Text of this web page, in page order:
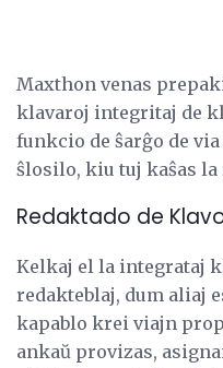
Maxthon venas
klavaroj integritaj de
funkcio de ŝarĝo de
ŝlosilo, kiu tuj kaŝas
Redaktado de
Kelkaj el la integrataj
redakteblaj, dum aliaj
kapablo krei viajn
ankaŭ provizas,